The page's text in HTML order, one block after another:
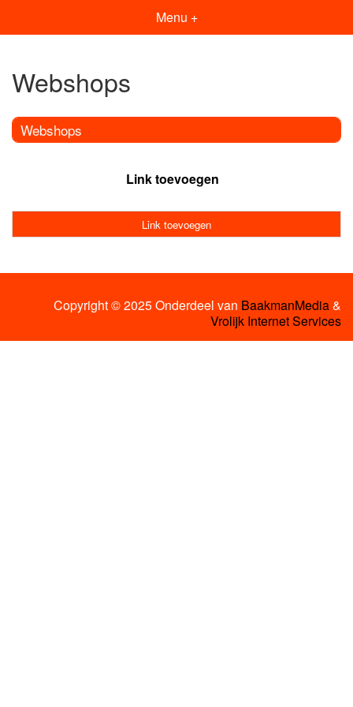
Menu +
Webshops
Webshops
Link toevoegen
Link toevoegen
Copyright © 2025 Onderdeel van BaakmanMedia&
Vrolijk Internet Services